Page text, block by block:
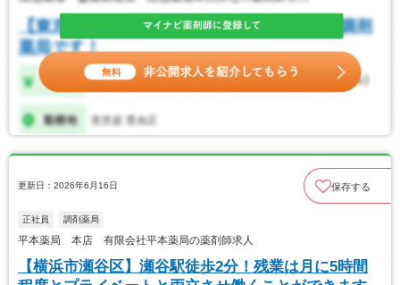
更新日：2026年6月16日 保存する
正社員 調剤薬局
平本薬局 本店 有限会社平本薬局の薬剤師求人
【横浜市瀬谷区】瀬谷駅徒歩2分！残業は月に5時間